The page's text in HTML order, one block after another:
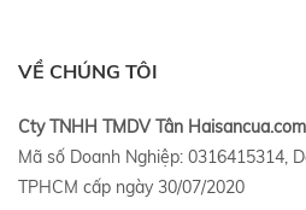
VỀ CHÚNG TÔI
Cty TNHH TMDV Tân Haisancua.com
Mã số Doanh Nghiệp: 0316415314,
TPHCM cấp ngày 30/07/2020